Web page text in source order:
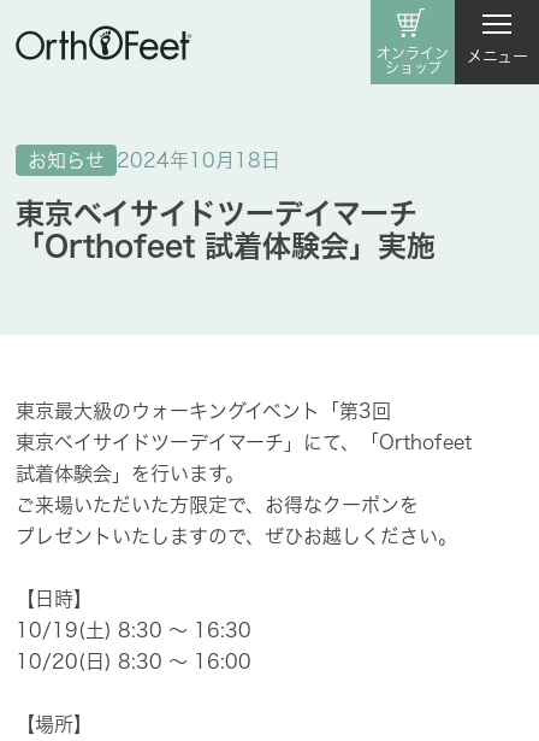
オンライン
ショップ
メニュー
お知らせ 2024年10月18日
東京ベイサイドツーデイマーチ
「Orthofeet 試着体験会」実施
東京最大級の​ウォーキングイベント​「第3回
東京ベイサイドツーデイマーチ」にて、​「Orthofeet
試着体験会」を​行います。
ご来場いただいた​方​限定で、​お得な​クーポンを​
プレゼントいたしますので、​ぜひ​お越しください。
【日時】
10/19(土) 8:30 ～ 16:30
10/20(日) 8:30 ～ 16:00
【場所】